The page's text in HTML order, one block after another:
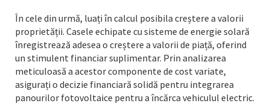
În cele din urmă, luați în calcul posibila creștere a valorii
proprietății. Casele echipate cu sisteme de energie solară
înregistrează adesea o creștere a valorii de piață, oferind
un stimulent financiar suplimentar. Prin analizarea
meticuloasă a acestor componente de cost variate,
asigurați o decizie financiară solidă pentru integrarea
panourilor fotovoltaice pentru a încărca vehiculul electric.